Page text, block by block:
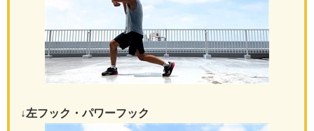
↓左フック・パワーフック